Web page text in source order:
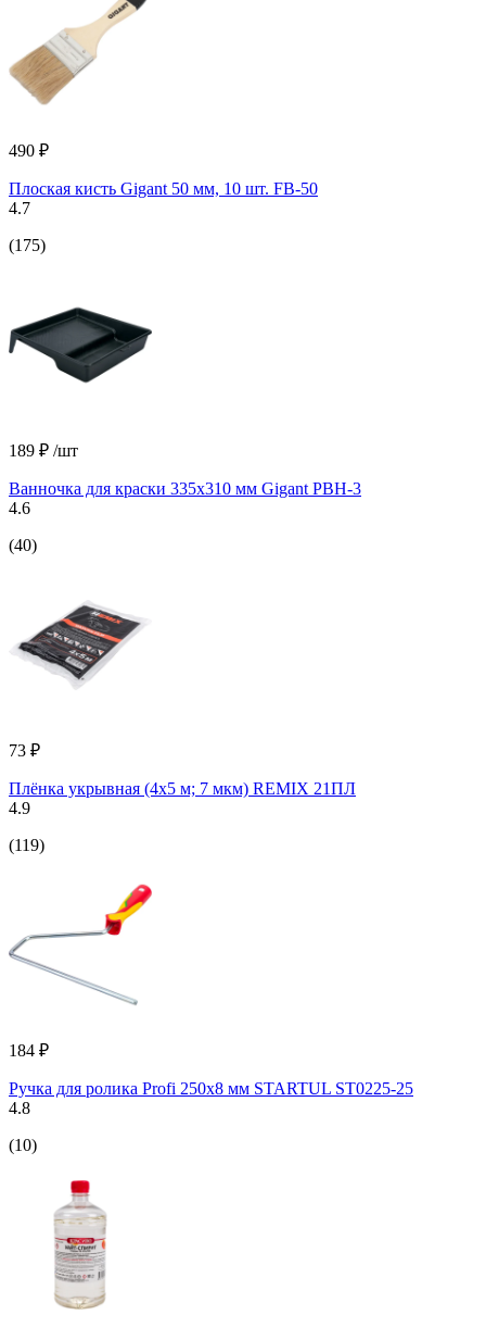
490 ₽
Плоская кисть Gigant 50 мм, 10 шт. FB-50
4.7
(175)
189 ₽ /шт
Ванночка для краски 335х310 мм Gigant PBH-3
4.6
(40)
73 ₽
Плёнка укрывная (4х5 м; 7 мкм) REMIX 21ПЛ
4.9
(119)
184 ₽
Ручка для ролика Profi 250x8 мм STARTUL ST0225-25
4.8
(10)